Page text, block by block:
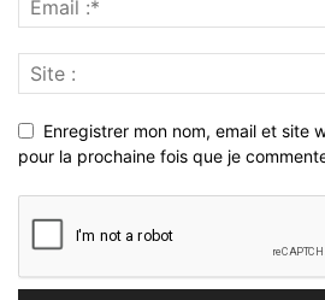
Enregistrer mon nom, email et site
pour la prochaine fois que je